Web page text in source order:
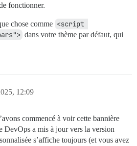
fonctionner.
chose comme <script
dans votre thème par défaut, qui
12:09
commencé à voir cette bannière
DevOps a mis à jour vers la version
s’affiche toujours (et vous avez